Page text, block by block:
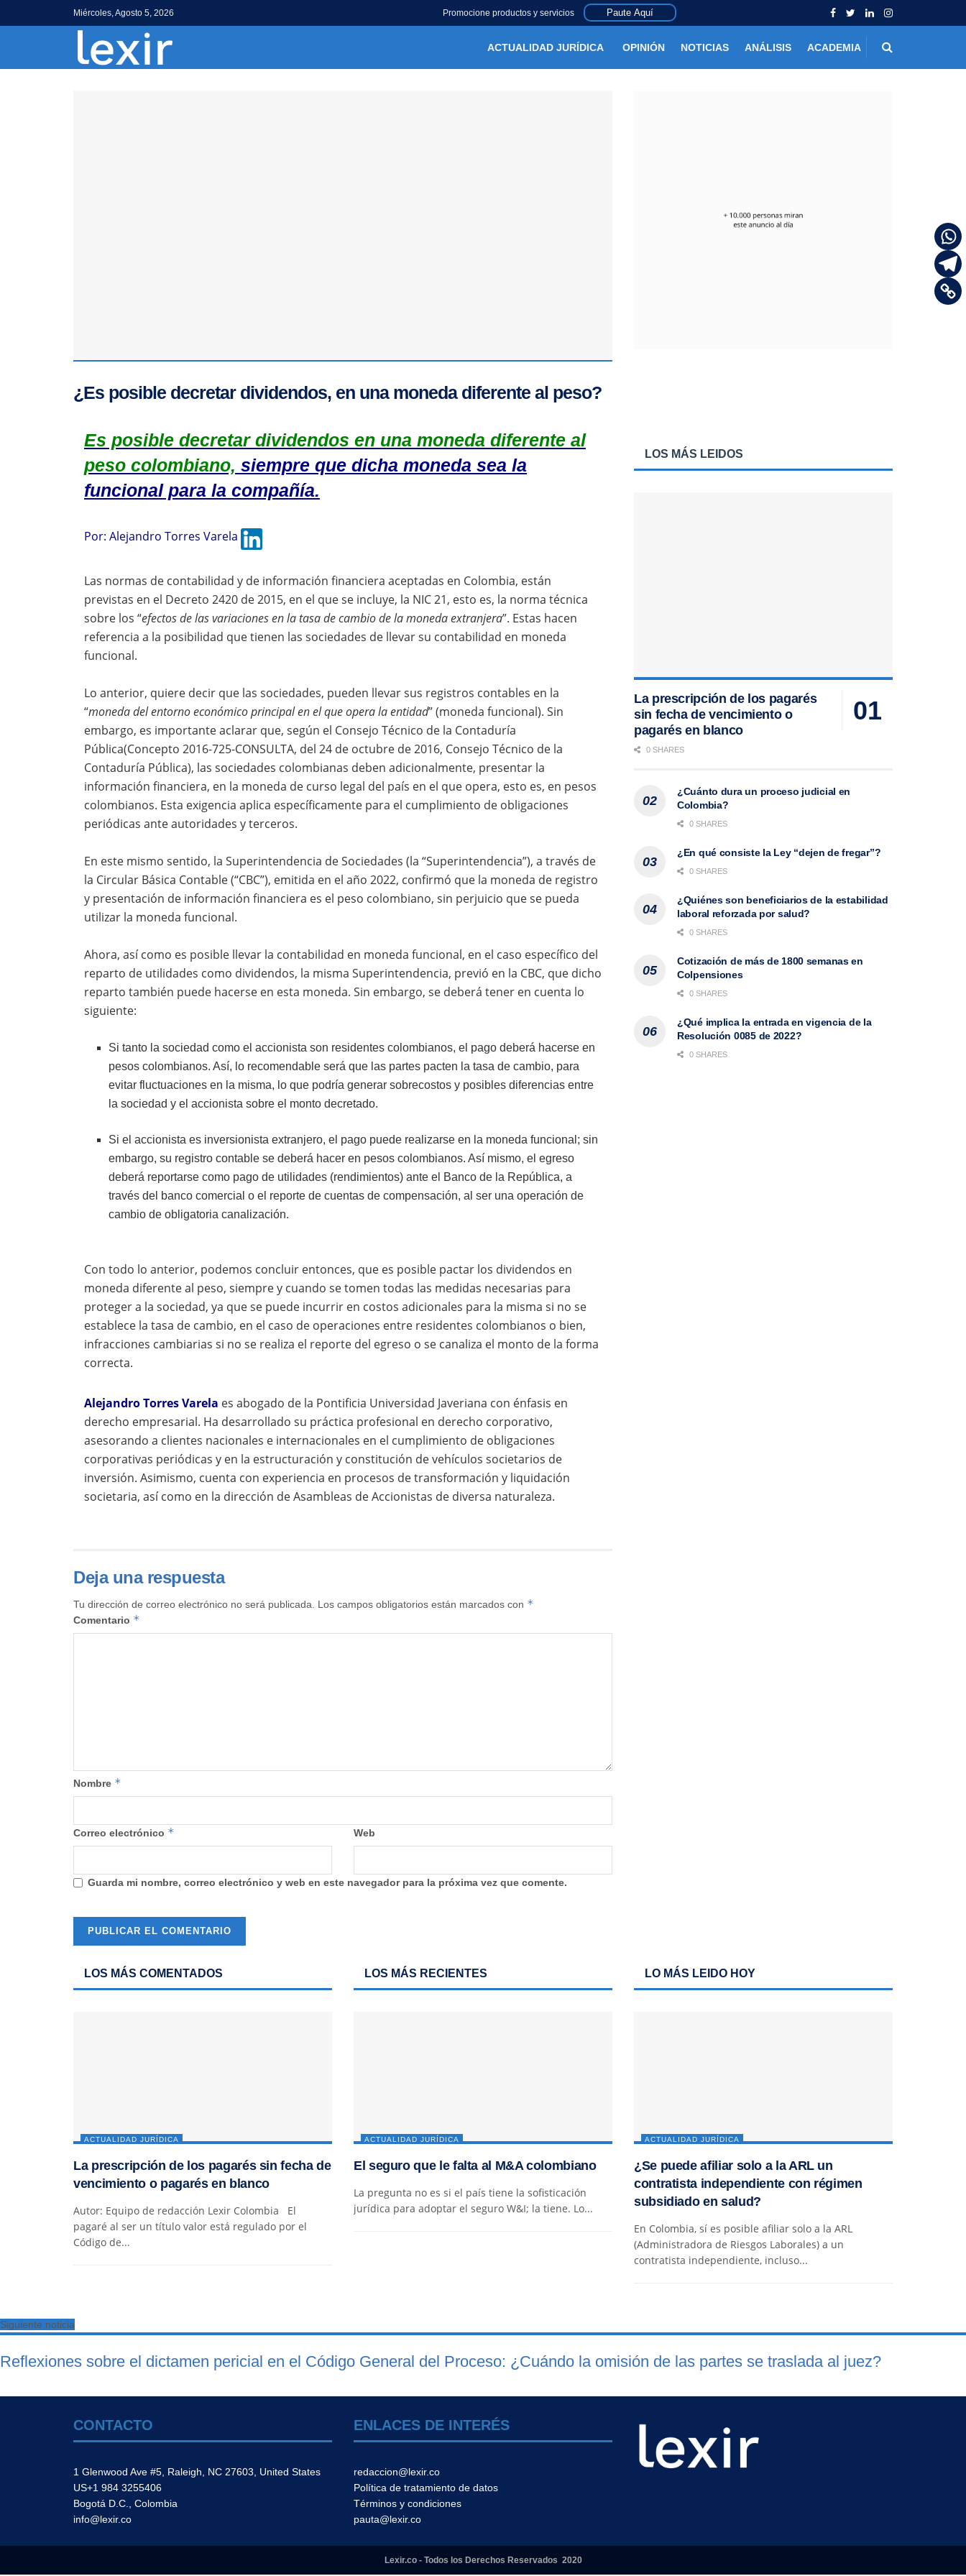
Miércoles, Agosto 5, 2026 Promocione productos y servicios Paute Aquí
ACTUALIDAD JURÍDICA OPINIÓN NOTICIAS ANÁLISIS ACADEMIA
¿Es posible decretar dividendos, en una moneda diferente al peso?
Es posible decretar dividendos en una moneda diferente al
peso colombiano, siempre que dicha moneda sea la
funcional para la compañía.
Por: Alejandro Torres Varela
Las normas de contabilidad y de información financiera aceptadas en Colombia, están
previstas en el Decreto 2420 de 2015, en el que se incluye, la NIC 21, esto es, la norma técnica
sobre los “efectos de las variaciones en la tasa de cambio de la moneda extranjera”. Estas hacen
referencia a la posibilidad que tienen las sociedades de llevar su contabilidad en moneda
funcional.
Lo anterior, quiere decir que las sociedades, pueden llevar sus registros contables en la
“moneda del entorno económico principal en el que opera la entidad” (moneda funcional). Sin
embargo, es importante aclarar que, según el Consejo Técnico de la Contaduría
Pública(Concepto 2016-725-CONSULTA, del 24 de octubre de 2016, Consejo Técnico de la
Contaduría Pública), las sociedades colombianas deben adicionalmente, presentar la
información financiera, en la moneda de curso legal del país en el que opera, esto es, en pesos
colombianos. Esta exigencia aplica específicamente para el cumplimiento de obligaciones
periódicas ante autoridades y terceros.
En este mismo sentido, la Superintendencia de Sociedades (la “Superintendencia”), a través de
la Circular Básica Contable (“CBC”), emitida en el año 2022, confirmó que la moneda de registro
y presentación de información financiera es el peso colombiano, sin perjuicio que se pueda
utilizar la moneda funcional.
Ahora, así como es posible llevar la contabilidad en moneda funcional, en el caso específico del
reparto de utilidades como dividendos, la misma Superintendencia, previó en la CBC, que dicho
reparto también puede hacerse en esta moneda. Sin embargo, se deberá tener en cuenta lo
siguiente:
Si tanto la sociedad como el accionista son residentes colombianos, el pago deberá hacerse en
pesos colombianos. Así, lo recomendable será que las partes pacten la tasa de cambio, para
evitar fluctuaciones en la misma, lo que podría generar sobrecostos y posibles diferencias entre
la sociedad y el accionista sobre el monto decretado.
Si el accionista es inversionista extranjero, el pago puede realizarse en la moneda funcional; sin
embargo, su registro contable se deberá hacer en pesos colombianos. Así mismo, el egreso
deberá reportarse como pago de utilidades (rendimientos) ante el Banco de la República, a
través del banco comercial o el reporte de cuentas de compensación, al ser una operación de
cambio de obligatoria canalización.
Con todo lo anterior, podemos concluir entonces, que es posible pactar los dividendos en
moneda diferente al peso, siempre y cuando se tomen todas las medidas necesarias para
proteger a la sociedad, ya que se puede incurrir en costos adicionales para la misma si no se
establece la tasa de cambio, en el caso de operaciones entre residentes colombianos o bien,
infracciones cambiarias si no se realiza el reporte del egreso o se canaliza el monto de la forma
correcta.
Alejandro Torres Varela es abogado de la Pontificia Universidad Javeriana con énfasis en
derecho empresarial. Ha desarrollado su práctica profesional en derecho corporativo,
asesorando a clientes nacionales e internacionales en el cumplimiento de obligaciones
corporativas periódicas y en la estructuración y constitución de vehículos societarios de
inversión. Asimismo, cuenta con experiencia en procesos de transformación y liquidación
societaria, así como en la dirección de Asambleas de Accionistas de diversa naturaleza.
Deja una respuesta
Tu dirección de correo electrónico no será publicada. Los campos obligatorios están marcados con *
Comentario *
Nombre *
Correo electrónico * Web
Guarda mi nombre, correo electrónico y web en este navegador para la próxima vez que comente.
LOS MÁS LEIDOS
La prescripción de los pagarés
sin fecha de vencimiento o
pagarés en blanco
0 SHARES
¿Cuánto dura un proceso judicial en
Colombia?
0 SHARES
¿En qué consiste la Ley “dejen de fregar”?
0 SHARES
¿Quiénes son beneficiarios de la estabilidad
laboral reforzada por salud?
0 SHARES
Cotización de más de 1800 semanas en
Colpensiones
0 SHARES
¿Qué implica la entrada en vigencia de la
Resolución 0085 de 2022?
0 SHARES
LOS MÁS COMENTADOS
ACTUALIDAD JURÍDICA
La prescripción de los pagarés sin fecha de
vencimiento o pagarés en blanco
Autor: Equipo de redacción Lexir Colombia El
pagaré al ser un título valor está regulado por el
Código de...
LOS MÁS RECIENTES
ACTUALIDAD JURÍDICA
El seguro que le falta al M&A colombiano
La pregunta no es si el país tiene la sofisticación
jurídica para adoptar el seguro W&I; la tiene. Lo...
LO MÁS LEIDO HOY
ACTUALIDAD JURÍDICA
¿Se puede afiliar solo a la ARL un
contratista independiente con régimen
subsidiado en salud?
En Colombia, sí es posible afiliar solo a la ARL
(Administradora de Riesgos Laborales) a un
contratista independiente, incluso...
Siguiente noticia
Reflexiones sobre el dictamen pericial en el Código General del Proceso: ¿Cuándo la omisión de las partes se traslada al juez?
CONTACTO
1 Glenwood Ave #5, Raleigh, NC 27603, United States
US+1 984 3255406
Bogotá D.C., Colombia
info@lexir.co
ENLACES DE INTERÉS
redaccion@lexir.co
Política de tratamiento de datos
Términos y condiciones
pauta@lexir.co
Lexir.co - Todos los Derechos Reservados 2020